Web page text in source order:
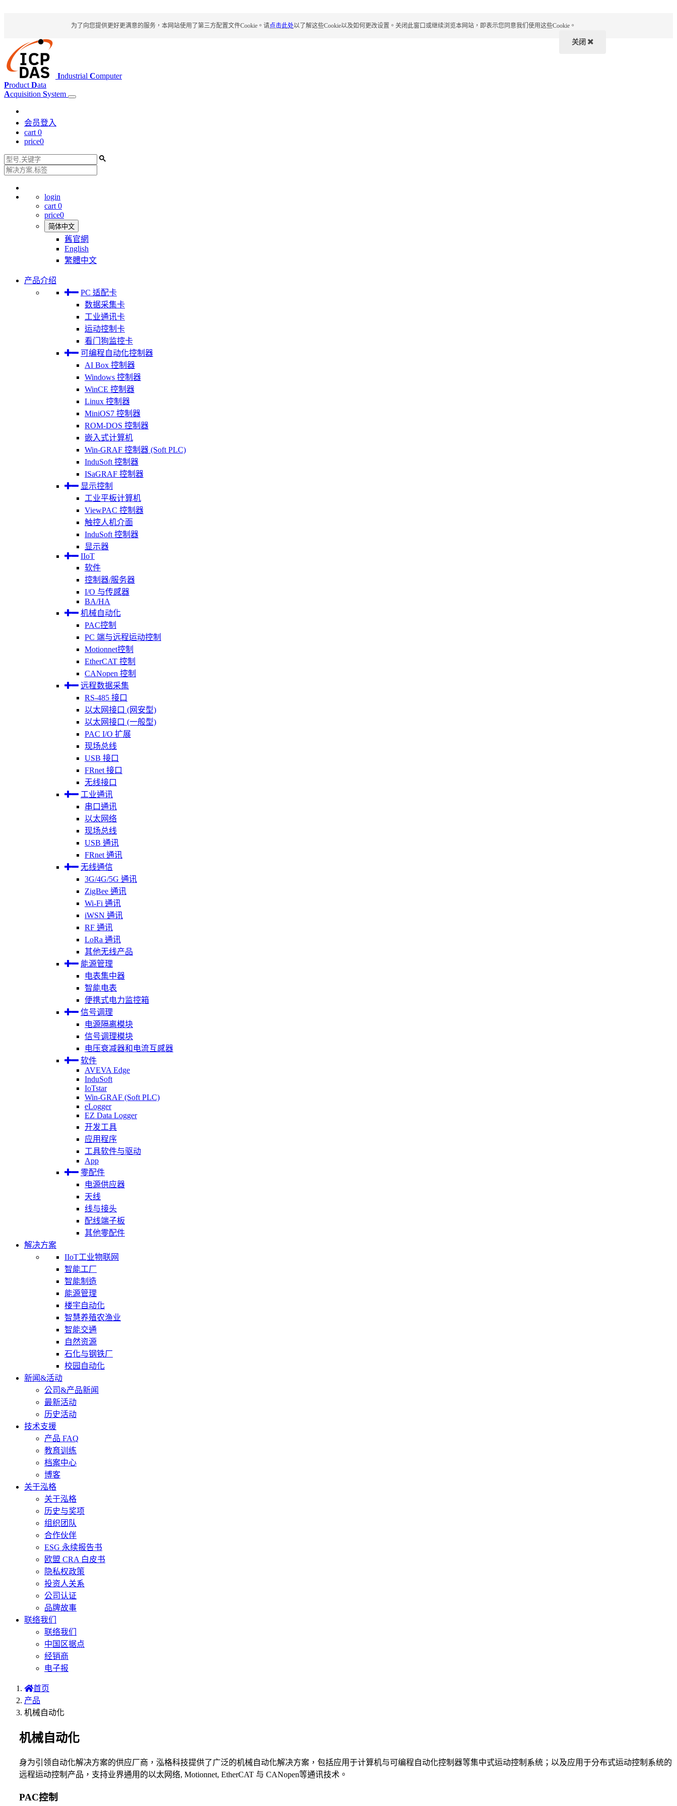
为了向您提供更好更满意的服务，本网站使用了第三方配置文件Cookie。请点击此处以了解这些Cookie以及如何更改设置。关闭此窗口或继续浏览本网站，即表示您同意我们使用这些Cookie。
关闭
Industrial Computer
Product Data
Acquisition System
会员登入
cart 0
price0
login
cart 0
price0
简体中文
舊官網
English
繁體中文
产品介绍
PC 适配卡
数据采集卡
工业通讯卡
运动控制卡
看门狗监控卡
可编程自动化控制器
AI Box 控制器
Windows 控制器
WinCE 控制器
Linux 控制器
MiniOS7 控制器
ROM-DOS 控制器
嵌入式计算机
Win-GRAF 控制器 (Soft PLC)
InduSoft 控制器
ISaGRAF 控制器
显示控制
工业平板计算机
ViewPAC 控制器
触控人机介面
InduSoft 控制器
显示器
IIoT
软件
控制器/服务器
I/O 与传感器
BA/HA
机械自动化
PAC控制
PC 端与远程运动控制
Motionnet控制
EtherCAT 控制
CANopen 控制
远程数据采集
RS-485 接口
以太网接口 (网安型)
以太网接口 (一般型)
PAC I/O 扩展
现场总线
USB 接口
FRnet 接口
无线接口
工业通讯
串口通讯
以太网络
现场总线
USB 通讯
FRnet 通讯
无线通信
3G/4G/5G 通讯
ZigBee 通讯
Wi-Fi 通讯
iWSN 通讯
RF 通讯
LoRa 通讯
其他无线产品
能源管理
电表集中器
智能电表
便携式电力监控箱
信号调理
电源隔离模块
信号调理模块
电压衰减器和电流互感器
软件
AVEVA Edge
InduSoft
IoTstar
Win-GRAF (Soft PLC)
eLogger
EZ Data Logger
开发工具
应用程序
工具软件与驱动
App
零配件
电源供应器
天线
线与接头
配线端子板
其他零配件
解决方案
IIoT工业物联网
智能工厂
智能制造
能源管理
楼宇自动化
智慧养殖农渔业
智能交通
自然资源
石化与钢铁厂
校园自动化
新闻&活动
公司&产品新闻
最新活动
历史活动
技术支援
产品 FAQ
教育训练
档案中心
博客
关于泓格
关于泓格
历史与奖项
组织团队
合作伙伴
ESG 永续报告书
欧盟 CRA 白皮书
隐私权政策
投资人关系
公司认证
品牌故事
联络我们
联络我们
中国区据点
经销商
电子报
首页
产品
机械自动化
机械自动化
身为引领自动化解决方案的供应厂商，泓格科技提供了广泛的机械自动化解决方案，包括应用于计算机与可编程自动化控制器等集中式运动控制系统；以及应用于分布式运动控制系统的
远程运动控制产品，支持业界通用的以太网络, Motionnet, EtherCAT 与 CANopen等通讯技术。
PAC控制